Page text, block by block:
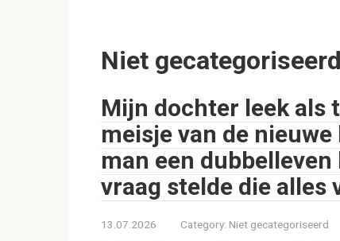
Niet gecategoriseerd
Mijn dochter leek als
meisje van de
man een
vraag stelde die alles
13.07.2026 Category: Niet gecategoriseerd